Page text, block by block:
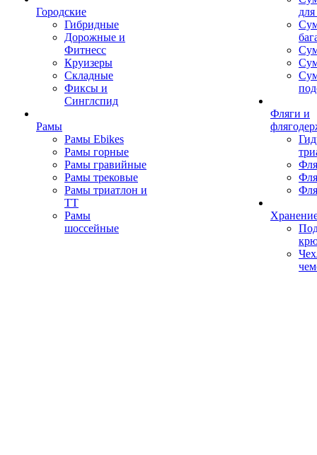
Городские
Гибридные
Дорожные и
Фитнесс
Круизеры
Складные
Фиксы и
Синглспид
Рамы
Рамы Ebikes
Рамы горные
Рамы гравийные
Рамы трековые
Рамы триатлон и
ТТ
Рамы
шоссейные
Фляги и